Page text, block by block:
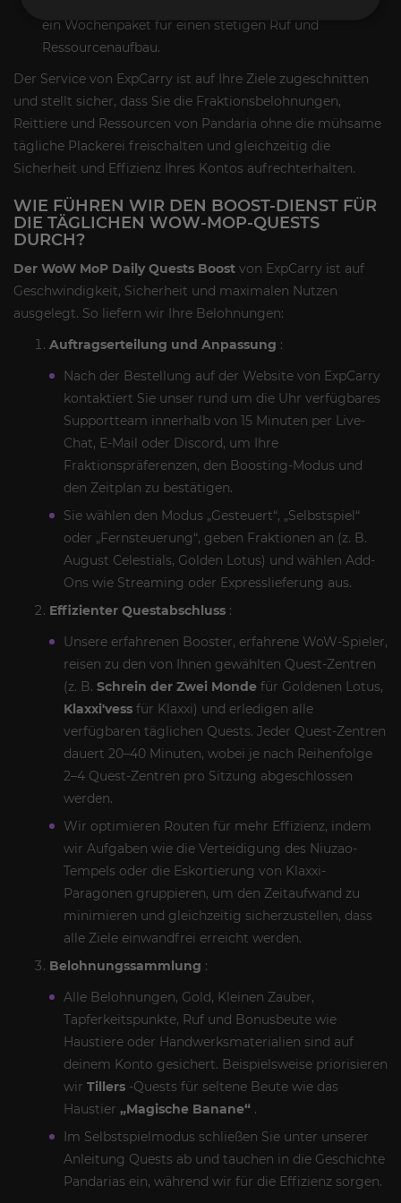
ein Wochenpaket für einen stetigen Ruf und
Ressourcenaufbau.
Der Service von ExpCarry ist auf Ihre Ziele zugeschnitten
und stellt sicher, dass Sie die Fraktionsbelohnungen,
Reittiere und Ressourcen von Pandaria ohne die mühsame
tägliche Plackerei freischalten und gleichzeitig die
Sicherheit und Effizienz Ihres Kontos aufrechterhalten.
WIE FÜHREN WIR DEN BOOST-DIENST FÜR
DIE TÄGLICHEN WOW-MOP-QUESTS
DURCH?
Der WoW MoP Daily Quests Boost von ExpCarry ist auf
Geschwindigkeit, Sicherheit und maximalen Nutzen
ausgelegt. So liefern wir Ihre Belohnungen:
Auftragserteilung und Anpassung :
Nach der Bestellung auf der Website von ExpCarry
kontaktiert Sie unser rund um die Uhr verfügbares
Supportteam innerhalb von 15 Minuten per Live-
Chat, E-Mail oder Discord, um Ihre
Fraktionspräferenzen, den Boosting-Modus und
den Zeitplan zu bestätigen.
Sie wählen den Modus „Gesteuert“, „Selbstspiel“
oder „Fernsteuerung“, geben Fraktionen an (z. B.
August Celestials, Golden Lotus) und wählen Add-
Ons wie Streaming oder Expresslieferung aus.
Effizienter Questabschluss :
Unsere erfahrenen Booster, erfahrene WoW-Spieler,
reisen zu den von Ihnen gewählten Quest-Zentren
(z. B. Schrein der Zwei Monde für Goldenen Lotus,
Klaxxi'vess für Klaxxi) und erledigen alle
verfügbaren täglichen Quests. Jeder Quest-Zentren
dauert 20–40 Minuten, wobei je nach Reihenfolge
2–4 Quest-Zentren pro Sitzung abgeschlossen
werden.
Wir optimieren Routen für mehr Effizienz, indem
wir Aufgaben wie die Verteidigung des Niuzao-
Tempels oder die Eskortierung von Klaxxi-
Paragonen gruppieren, um den Zeitaufwand zu
minimieren und gleichzeitig sicherzustellen, dass
alle Ziele einwandfrei erreicht werden.
Belohnungssammlung :
Alle Belohnungen, Gold, Kleinen Zauber,
Tapferkeitspunkte, Ruf und Bonusbeute wie
Haustiere oder Handwerksmaterialien sind auf
deinem Konto gesichert. Beispielsweise priorisieren
wir Tillers -Quests für seltene Beute wie das
Haustier „Magische Banane“ .
Im Selbstspielmodus schließen Sie unter unserer
Anleitung Quests ab und tauchen in die Geschichte
Pandarias ein, während wir für die Effizienz sorgen.